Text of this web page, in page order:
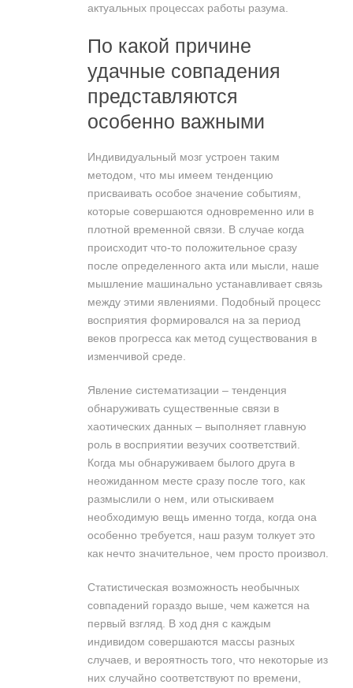
актуальных процессах работы разума.
По какой причине
удачные совпадения
представляются
особенно важными
Индивидуальный мозг устроен таким
методом, что мы имеем тенденцию
присваивать особое значение событиям,
которые совершаются одновременно или в
плотной временной связи. В случае когда
происходит что-то положительное сразу
после определенного акта или мысли, наше
мышление машинально устанавливает связь
между этими явлениями. Подобный процесс
восприятия формировался на за период
веков прогресса как метод существования в
изменчивой среде.
Явление систематизации – тенденция
обнаруживать существенные связи в
хаотических данных – выполняет главную
роль в восприятии везучих соответствий.
Когда мы обнаруживаем былого друга в
неожиданном месте сразу после того, как
размыслили о нем, или отыскиваем
необходимую вещь именно тогда, когда она
особенно требуется, наш разум толкует это
как нечто значительное, чем просто произвол.
Статистическая возможность необычных
совпадений гораздо выше, чем кажется на
первый взгляд. В ход дня с каждым
индивидом совершаются массы разных
случаев, и вероятность того, что некоторые из
них случайно соответствуют по времени,